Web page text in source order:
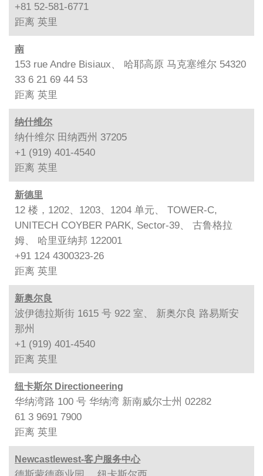
+81 52-581-6771
距离 英里
南
153 rue Andre Bisiaux、 哈耶高原 马克塞维尔 54320
33 6 21 69 44 53
距离 英里
纳什维尔
纳什维尔 田纳西州 37205
+1 (919) 401-4540
距离 英里
新德里
12 楼，1202、1203、1204 单元、 TOWER-C,
UNITECH COYBER PARK, Sector-39、 古鲁格拉
姆、 哈里亚纳邦 122001
+91 124 4300323-26
距离 英里
新奥尔良
波伊德拉斯街 1615 号 922 室、 新奥尔良 路易斯安
那州
+1 (919) 401-4540
距离 英里
纽卡斯尔 Directioneering
华纳湾路 100 号 华纳湾 新南威尔士州 02282
61 3 9691 7900
距离 英里
Newcastlewest-客户服务中心